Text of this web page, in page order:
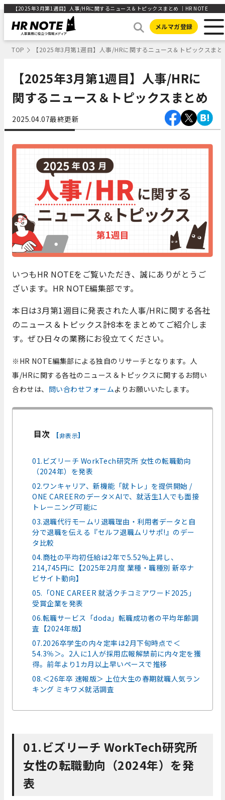
【2025年3月第1週目】人事/HRに関するニュース＆トピックスまとめ ｜HR NOTE
メルマガ登録
TOP 【2025年3月第1週目】人事/HRに関するニュース＆トピックスまと
【2025年3月第1週目】人事/HRに
関するニュース＆トピックスまとめ
2025.04.07最終更新
いつもHR NOTEをご覧いただき、誠にありがとうご
ざいます。HR NOTE編集部です。
本日は3月第1週目に発表された人事/HRに関する各社
のニュース＆トピックス計8本をまとめてご紹介しま
す。ぜひ日々の業務にお役立てください。
※HR NOTE編集部による独自のリサーチとなります。 人
事/HRに関する各社のニュース＆トピックスに関するお問い
合わせは、 問い合わせフォームよりお願いいたします。
目次 [非表示]
01.ビズリーチ WorkTech研究所 女性の転職動向
（2024年）を発表
02.ワンキャリア、新機能「就トレ」を提供開始 /
ONE CAREERのデータ×AIで、就活生1人でも面接
トレーニング可能に
03.退職代行モームリ退職理由・利用者データと自
分で退職を伝える『セルフ退職ムリサポ!』のデー
タ比較
04.商社の平均初任給は2年で5.52%上昇し、
214,745円に【2025年2月度 業種・職種別 新卒ナ
ビサイト動向】
05.「ONE CAREER 就活クチコミアワード2025」
受賞企業を発表
06.転職サービス「doda」転職成功者の平均年齢調
査【2024年版】
07.2026卒学生の内々定率は2月下旬時点で＜
54.3％＞。2人に1人が採用広報解禁前に内々定を獲
得。前年より1カ月以上早いペースで推移
08.＜26年卒 速報版＞ 上位大生の春期就職人気ラン
キング ミキワメ就活調査
01.ビズリーチ WorkTech研究所
女性の転職動向（2024年）を発
表